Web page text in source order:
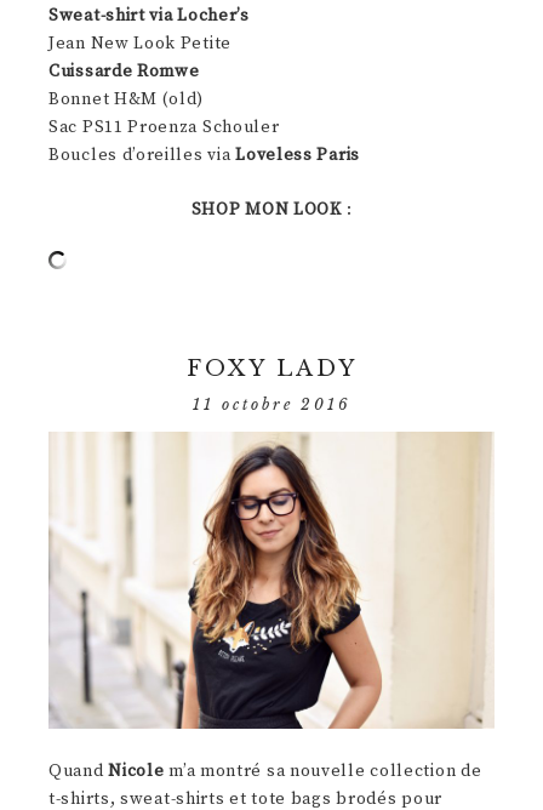
Sweat-shirt via Locher’s
Jean New Look Petite
Cuissarde Romwe
Bonnet H&M (old)
Sac PS11 Proenza Schouler
Boucles d’oreilles viaLoveless Paris
SHOP MON LOOK:
FOXY LADY
11 octobre 2016
QuandNicole m’a montré sa nouvelle collection de
t-shirts, sweat-shirts et tote bags brodés pour